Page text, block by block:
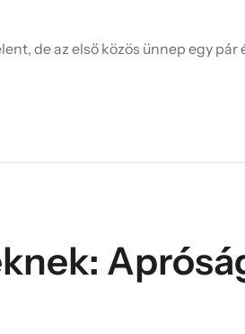
de az első közös ünnep egy pár